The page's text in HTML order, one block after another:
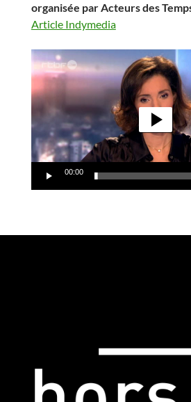
organisée par Acteurs des
Article Indymedia
Lecteur
vidéo
00:00